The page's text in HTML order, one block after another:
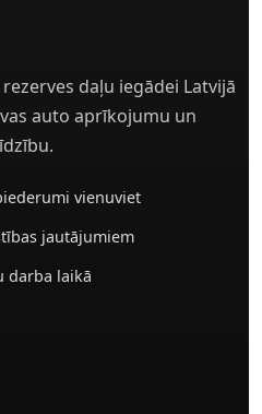
daļu iegādei Latvijā
auto aprīkojumu un
vienuviet
jautājumiem
darba laikā